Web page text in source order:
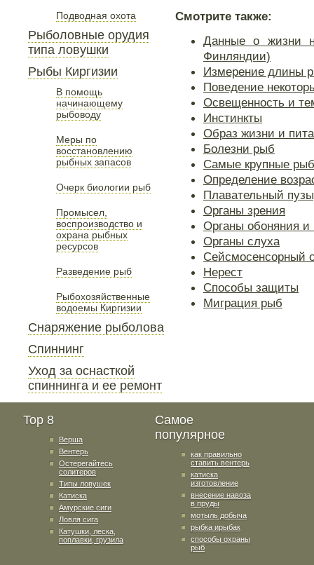
Подводная охота
Рыболовные орудия
типа ловушки
Рыбы Киргизии
В помощь
начинающему
рыбоводу
Меры по
восстановлению
рыбных запасов
Очерк биологии рыб
Промысел,
воспроизводство и
охрана рыбных
ресурсов
Разведение рыб
Рыбохозяйственные
водоемы Киргизии
Снаряжение рыболова
Спиннинг
Уход за оснасткой
спиннинга и ее ремонт
Смотрите также:
Данные о жизни
Финляндии)
Измерение длины
Поведение
Освещенность и
Инстинкты
Образ жизни и
Болезни рыб
Самые крупныe
Определение
Плавательный
Органы зрения
Органы обоняния и
Органы слуха
Сейсмосенсорный
Нерест
Способы защиты
Миграция рыб
Top 8
Верша
Вентерь
Остерегайтесь
солитеров
Типы ловушек
Катиска
Амурские сиги
Ловля сига
Катушки, леска,
поплавки, грузила
Самое
популярное
как правильно
ставить вентерь
катиска
изготовление
внесение навоза
в пруды
мотыль добыча
рыбка ирыбак
способы охраны
рыб